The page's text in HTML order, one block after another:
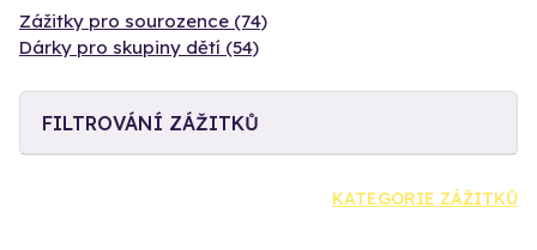
Zážitky pro sourozence (74)
Dárky pro skupiny dětí (54)
FILTROVÁNÍ ZÁŽITKŮ
KATEGORIE ZÁŽITKŮ